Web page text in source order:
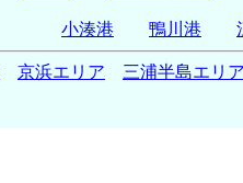
小湊港 鴨川港
京浜エリア 三浦半島エリ